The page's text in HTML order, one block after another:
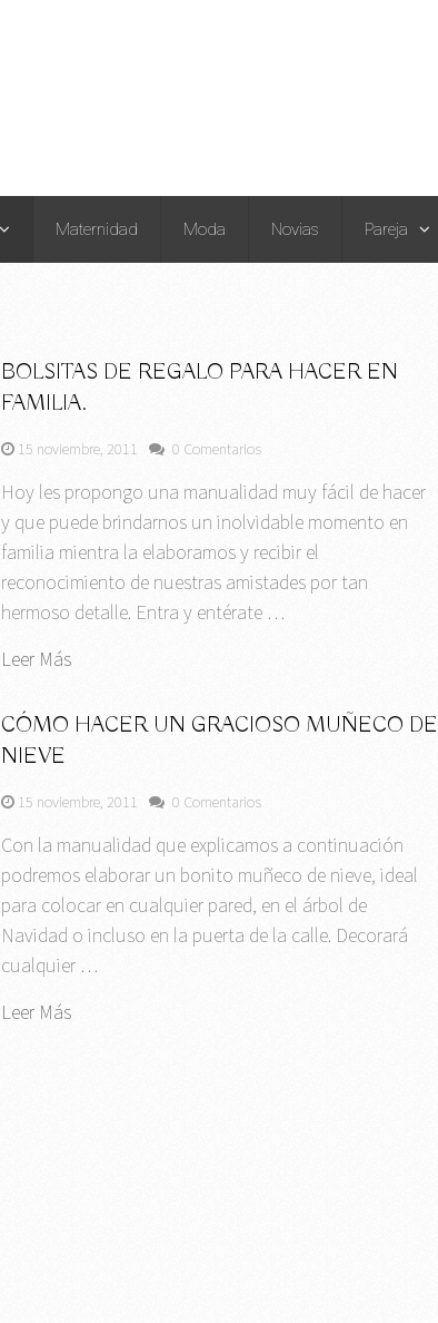
Maternidad Moda Novias Pareja
BOLSITAS DE REGALO PARA HACER EN
FAMILIA.
15 noviembre, 2011 0 Comentarios
Hoy les propongo una manualidad muy fácil de hacer
y que puede brindarnos un inolvidable momento en
familia mientra la elaboramos y recibir el
reconocimiento de nuestras amistades por tan
hermoso detalle. Entra y entérate …
Leer Más
CÓMO HACER UN GRACIOSO MUÑECO DE
NIEVE
15 noviembre, 2011 0 Comentarios
Con la manualidad que explicamos a continuación
podremos elaborar un bonito muñeco de nieve, ideal
para colocar en cualquier pared, en el árbol de
Navidad o incluso en la puerta de la calle. Decorará
cualquier …
Leer Más